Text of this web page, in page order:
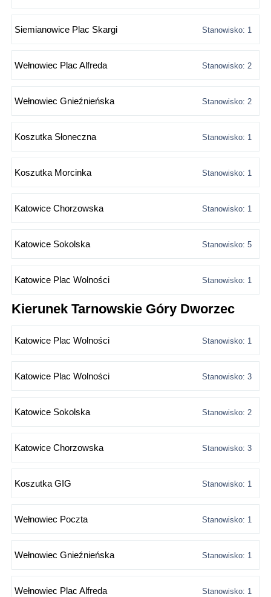
Siemianowice Plac Skargi Stanowisko: 1
Wełnowiec Plac Alfreda Stanowisko: 2
Wełnowiec Gnieźnieńska Stanowisko: 2
Koszutka Słoneczna Stanowisko: 1
Koszutka Morcinka Stanowisko: 1
Katowice Chorzowska Stanowisko: 1
Katowice Sokolska Stanowisko: 5
Katowice Plac Wolności Stanowisko: 1
Kierunek Tarnowskie Góry Dworzec
Katowice Plac Wolności Stanowisko: 1
Katowice Plac Wolności Stanowisko: 3
Katowice Sokolska Stanowisko: 2
Katowice Chorzowska Stanowisko: 3
Koszutka GIG Stanowisko: 1
Wełnowiec Poczta Stanowisko: 1
Wełnowiec Gnieźnieńska Stanowisko: 1
Wełnowiec Plac Alfreda Stanowisko: 1